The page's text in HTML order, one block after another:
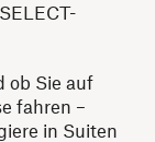
ob Sie auf
fahren –
in Suiten